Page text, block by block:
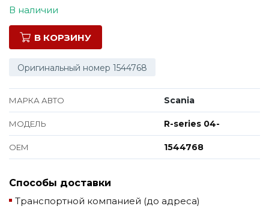
В наличии
В КОРЗИНУ
Оригинальный номер 1544768
МАРКА АВТО Scania
МОДЕЛЬ R-series 04-
ОЕМ 1544768
Способы доставки
Транспортной компанией (до адреса)